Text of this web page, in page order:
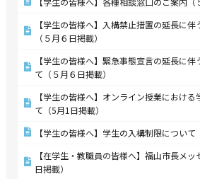
【学生の皆様へ】入構禁止措置の延長に
（５月６日掲載）
【学生の皆様へ】緊急事態宣言の延長に
て（５月６日掲載）
【学生の皆様へ】オンライン授業におけ
て（5月1日掲載）
【学生の皆様へ】学生の入構制限について
【在学生・教職員の皆様へ】福山市長メ
日掲載）